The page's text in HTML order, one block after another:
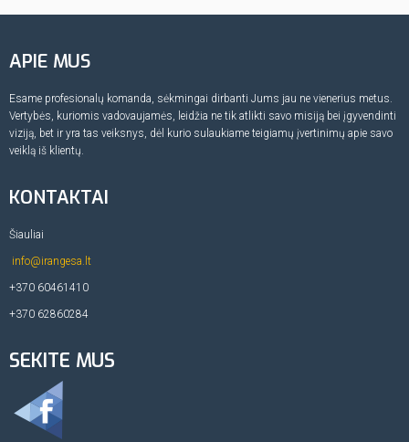
APIE MUS
Esame profesionalų komanda, sėkmingai dirbanti Jums jau ne vienerius metus.
Vertybės, kuriomis vadovaujamės, leidžia ne tik atlikti savo misiją bei įgyvendinti
viziją, bet ir yra tas veiksnys, dėl kurio sulaukiame teigiamų įvertinimų apie savo
veiklą iš klientų.
KONTAKTAI
Šiauliai
info@irangesa.lt
+370 60461410
+370 62860284
SEKITE MUS